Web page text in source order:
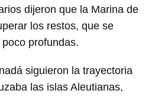
dijeron que la Marina de
los restos, que se
profundas.
siguieron la trayectoria
las islas Aleutianas,